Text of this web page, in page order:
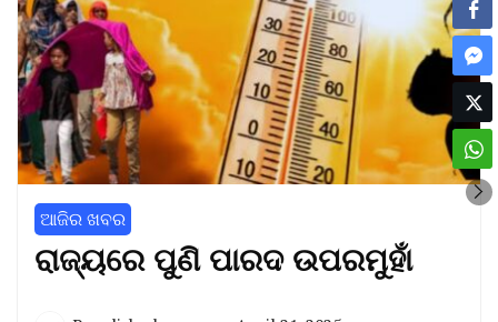
ଆଜିର ଖବର
ରାଜ୍ୟରେ ପୁଣି ପାରଦ ଉପରମୁହାଁ